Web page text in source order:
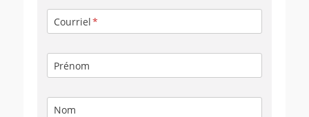
Courriel
Prénom
Nom